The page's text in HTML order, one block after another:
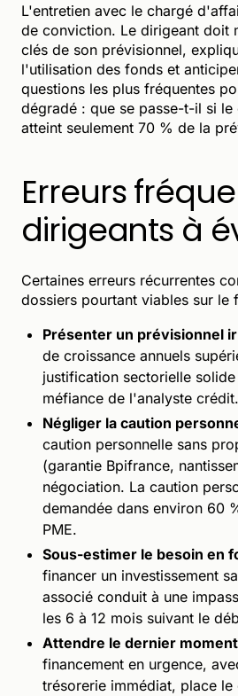
L'entretien avec le chargé
de conviction. Le dirigeant doit
clés de son prévisionnel,
l'utilisation des fonds et
questions les plus fréquentes
dégradé : que se passe-t-il si
atteint seulement 70 % de la
Erreurs
dirigeants à
Certaines erreurs récurrentes
dossiers pourtant viables sur le
Présenter un prévisionnel
de croissance annuels
justification sectorielle
méfiance de l'analyste crédit.
Négliger la caution
caution personnelle sans
(garantie Bpifrance,
négociation. La caution
demandée dans environ 60
PME.
Sous-estimer le besoin en
financer un investissement
associé conduit à une
les 6 à 12 mois suivant le
Attendre le dernier moment
financement en urgence,
trésorerie immédiat, place